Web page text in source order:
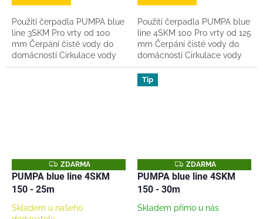
Použití čerpadla PUMPA blue
line 3SKM Pro vrty od 100
mm Čerpání čisté vody do
domácností Cirkulace vody
ve fontánách Zavlažování
Použití čerpadla PUMPA blue
line 4SKM 100 Pro vrty od 125
mm Čerpání čisté vody do
domácností Cirkulace vody
ve fontánách Zavlažování
deštovou vodou Napájení
tlakových...
Z
D
A
A
ZDARMA
PUMPA blue line 4SKM
150 - 25m
Skladem u našeho
Tip
Z
D
A
A
ZDARMA
PUMPA blue line 4SKM
150 - 30m
Skladem přímo u nás